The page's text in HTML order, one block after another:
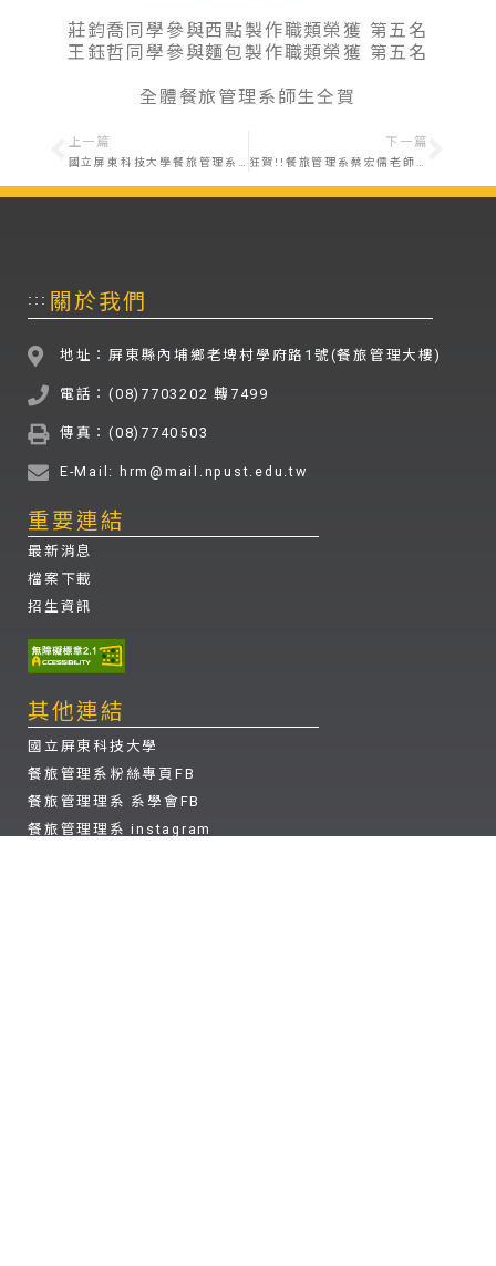
莊鈞喬同學參與西點製作職類榮獲 第五名
王鈺哲同學參與麵包製作職類榮獲 第五名
全體餐旅管理系師生仝賀
上一篇
國立屏東科技大學餐旅管理系 114學年度四技甄試入學『術科考試』注意事項
下一篇
狂賀!!餐旅管理系蔡宏儒老師指導戴維廷同學參與2025大洋洲國際烹飪藝術挑戰賽榮獲佳績
::: 關於我們
地址：屏東縣內埔鄉老埤村學府路1號(餐旅管理大樓)
電話：(08)7703202 轉7499
傳真：(08)7740503
E-Mail: hrm@mail.npust.edu.tw
重要連結
最新消息
檔案下載
招生資訊
其他連結
國立屏東科技大學
餐旅管理系粉絲專頁FB
餐旅管理理系 系學會FB
餐旅管理理系 instagram